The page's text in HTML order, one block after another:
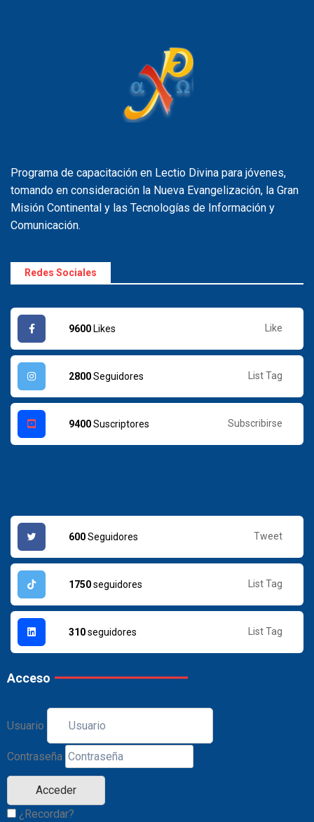
Programa de capacitación en Lectio Divina para jóvenes,
tomando en consideración la Nueva Evangelización, la Gran
Misión Continental y las Tecnologías de Información y
Comunicación.
Redes Sociales
9600 Likes Like
2800Seguidores List Tag
9400Suscriptores Subscribirse
600Seguidores Tweet
1750seguidores List Tag
310seguidores List Tag
Acceso
Usuario
Contraseña
¿Recordar?